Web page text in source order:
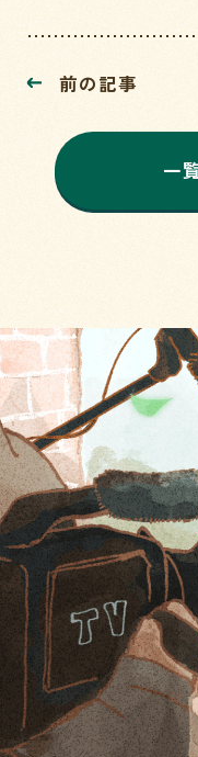
前の記事
一